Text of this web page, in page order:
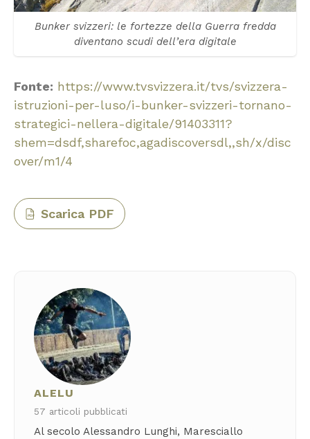
Bunker svizzeri: le fortezze della Guerra fredda
diventano scudi dell’era digitale
Fonte: https://www.tvsvizzera.it/tvs/svizzera-
istruzioni-per-luso/i-bunker-svizzeri-tornano-
strategici-nellera-digitale/91403311?
shem=dsdf,sharefoc,agadiscoversdl,,sh/x/disc
over/m1/4
PDF Scarica PDF
ALELU
57 articoli pubblicati
Al secolo Alessandro Lunghi, Maresciallo